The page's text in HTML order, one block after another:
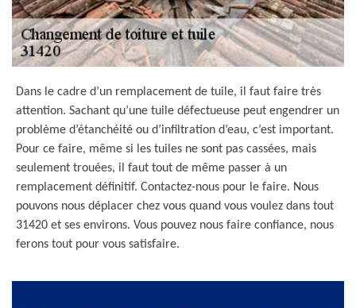
Dans le cadre d’un remplacement de tuile, il faut faire très
attention. Sachant qu’une tuile défectueuse peut engendrer un
problème d’étanchéité ou d’infiltration d’eau, c’est important.
Pour ce faire, même si les tuiles ne sont pas cassées, mais
seulement trouées, il faut tout de même passer à un
remplacement définitif. Contactez-nous pour le faire. Nous
pouvons nous déplacer chez vous quand vous voulez dans tout
31420 et ses environs. Vous pouvez nous faire confiance, nous
ferons tout pour vous satisfaire.